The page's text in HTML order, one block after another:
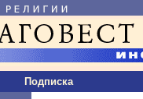
Подписка